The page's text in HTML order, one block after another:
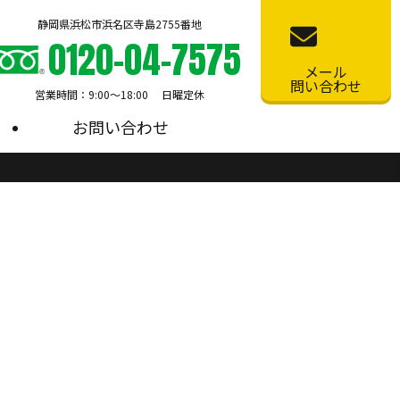
お問い合わせ
静岡県浜松市浜名区寺島2755番地
0120-04-7575
営業時間：9:00〜18:00 日曜定休
メール
問い合わせ